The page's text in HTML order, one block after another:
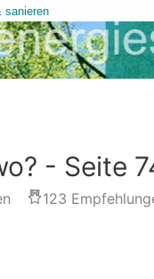
- Seite
123